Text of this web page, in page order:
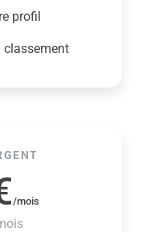
profil
classement
/mois